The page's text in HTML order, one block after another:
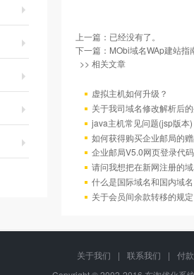
上一篇：已经没有了。
下一篇： MObi域名WAp建站指
>> 相关文章
虚拟主机如何升级？
关于我司域名修改解析后
java主机常见问题(jsp版本)
如何获得购买企业邮局的
企业邮局V5.0网页登录代码
请问我想把在新网注册的
什么是国际域名和国内域
关于会员间余款转移的规定
关于我们 | 联系我们 |
付